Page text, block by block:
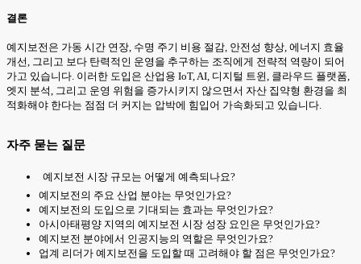
결론
예지보전은 가동 시간 연장, 수명 주기 비용 절감, 안전성 향상, 에너지 효율
개선, 그리고 보다 탄력적인 운영을 추구하는 조직에게 전략적 역량이 되어
가고 있습니다. 이러한 도입은 산업용 IoT, AI, 디지털 트윈, 클라우드 플랫폼,
엣지 분석, 그리고 운영 위험을 증가시키지 않으면서 자산 집약형 환경을 최
적화해야 한다는 점점 더 커지는 압박에 힘입어 가속화되고 있습니다.
자주 묻는 질문
예지보전 시장 규모는 어떻게 예측되나요?
예지보전의 주요 산업 분야는 무엇인가요?
예지보전의 도입으로 기대되는 효과는 무엇인가요?
아시아태평양 지역의 예지보전 시장 성장 요인은 무엇인가요?
예지보전 분야에서 인공지능의 역할은 무엇인가요?
업계 리더가 예지보전을 도입할 때 고려해야 할 점은 무엇인가요?